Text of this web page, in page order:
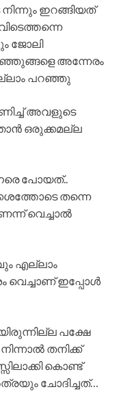
ഇറങ്ങിയത്
ജോലി
അന്നേരം
പറഞ്ഞു
അവളുടെ
ഒരുക്കമല്ല
പോയത്..
തന്നെ
വെച്ചാൽ
എല്ലാം
ഇപ്പോൾ
പക്ഷേ
തനിക്ക്
കൊണ്ട്
ചോദിച്ചത്…